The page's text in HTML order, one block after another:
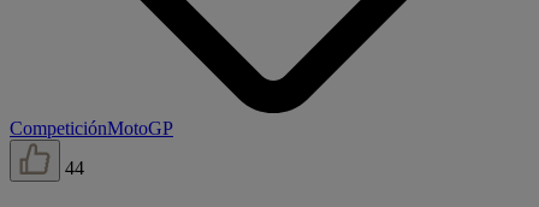
CompeticiónMotoGP
44